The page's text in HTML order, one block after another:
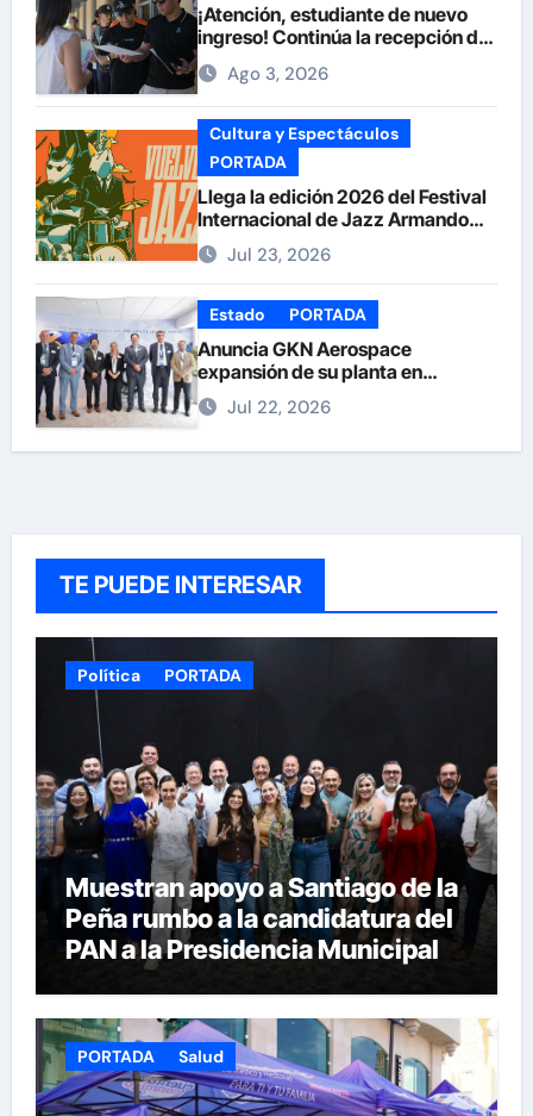
¡Atención, estudiante de nuevo
ingreso! Continúa la recepción de
documentos en la UACH.
Ago 3, 2026
Cultura y Espectáculos
PORTADA
Llega la edición 2026 del Festival
Internacional de Jazz Armando
Nuñez
Jul 23, 2026
Estado PORTADA
Anuncia GKN Aerospace
expansión de su planta en
Chihuahua
Jul 22, 2026
TE PUEDE INTERESAR
Política PORTADA
Muestran apoyo a Santiago de la
Peña rumbo a la candidatura del
PAN a la Presidencia Municipal
PORTADA Salud